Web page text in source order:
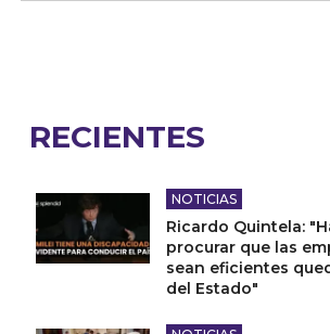
RECIENTES
NOTICIAS
Ricardo Quintela:
procurar que las
sean eficientes
del Estado"